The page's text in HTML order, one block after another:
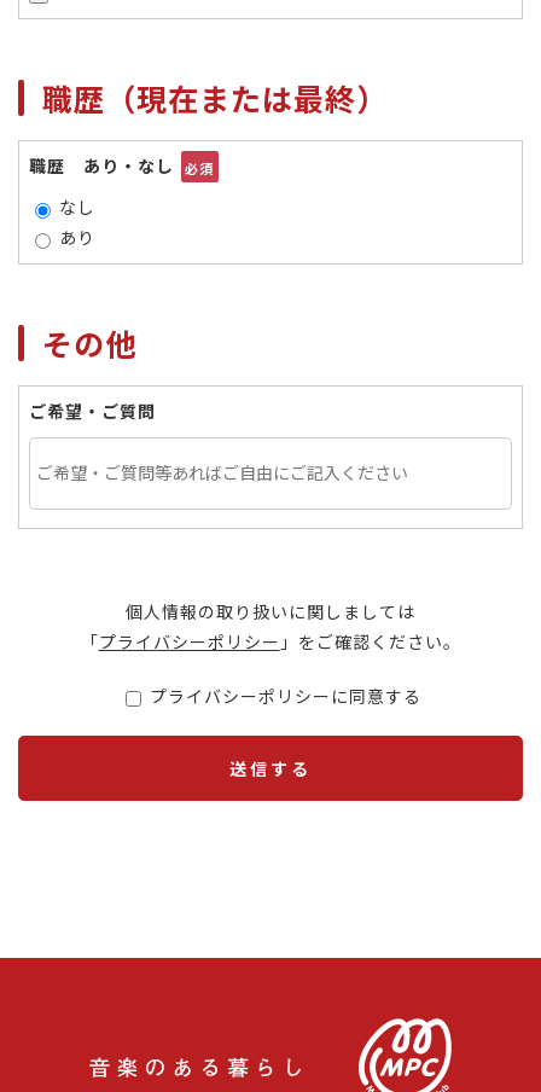
職歴（現在または最終）
職歴 あり・なし 必須
なし
あり
その他
ご希望・ご質問
個人情報の取り扱いに関しましては
「プライバシーポリシー 」をご確認ください。
プライバシーポリシーに同意する